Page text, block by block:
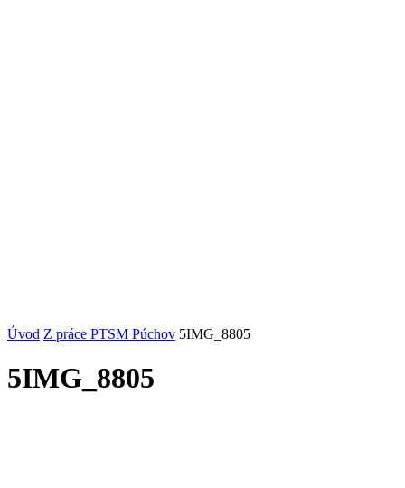
Úvod Z práce PTSM Púchov 5IMG_8805
5IMG_8805